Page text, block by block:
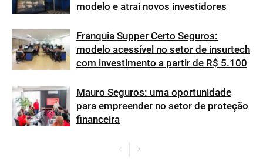
modelo e atrai novos investidores
Franquia Supper Certo Seguros:
modelo acessível no setor de insurtech
com investimento a partir de R$ 5.100
Mauro Seguros: uma oportunidade
para empreender no setor de proteção
financeira